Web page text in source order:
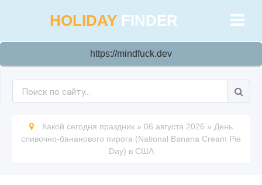
HOLIDAY FINDER
https://mindfuck.dev
Какой сегодня праздник » 06 августа 2026 » День
сливочно-бананового пирога (National Banana Cream Pie
Day) в США